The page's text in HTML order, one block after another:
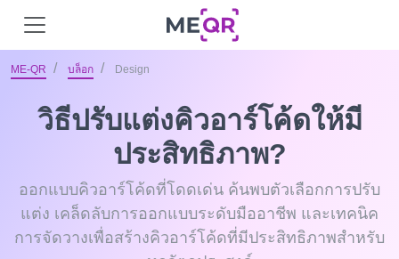
ME-QR บล็อก Design
วิธีปรับแต่งคิวอาร์โค้ดให้มี
ประสิทธิภาพ?
ออกแบบคิวอาร์โค้ดที่โดดเด่น ค้นพบตัวเลือกการปรับ
แต่ง เคล็ดลับการออกแบบระดับมืออาชีพ และเทคนิค
การจัดวางเพื่อสร้างคิวอาร์โค้ดที่มีประสิทธิภาพสำหรับ